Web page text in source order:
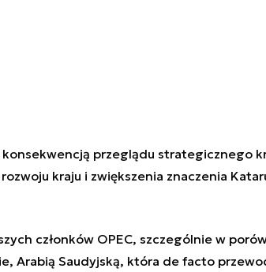
przeglądu strategicznego
kraju i zwiększenia znaczenia
członków OPEC, szczególnie w
Arabią Saudyjską, która de facto